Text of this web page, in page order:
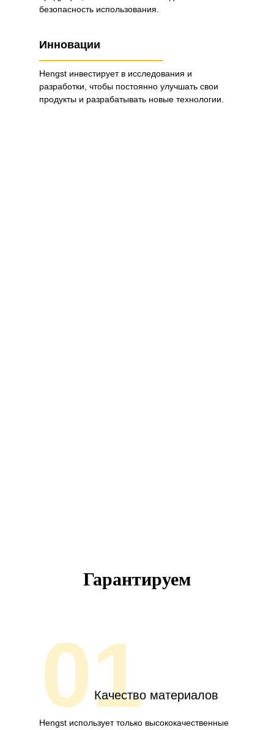
Инновации
безопасность использования.
Hengst инвестирует в исследования и
разработки, чтобы постоянно улучшать свои
продукты и разрабатывать новые технологии.
Гарантируем
01Качество материалов
Hengst использует только высококачественные